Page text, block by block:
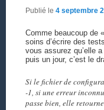
Publié le 4 septembre
Comme beaucoup de
soins d’écrire des
vous assurez qu’elle
puis un jour, c’est le
Si le fichier de
-1, si une erreur
passe bien, elle